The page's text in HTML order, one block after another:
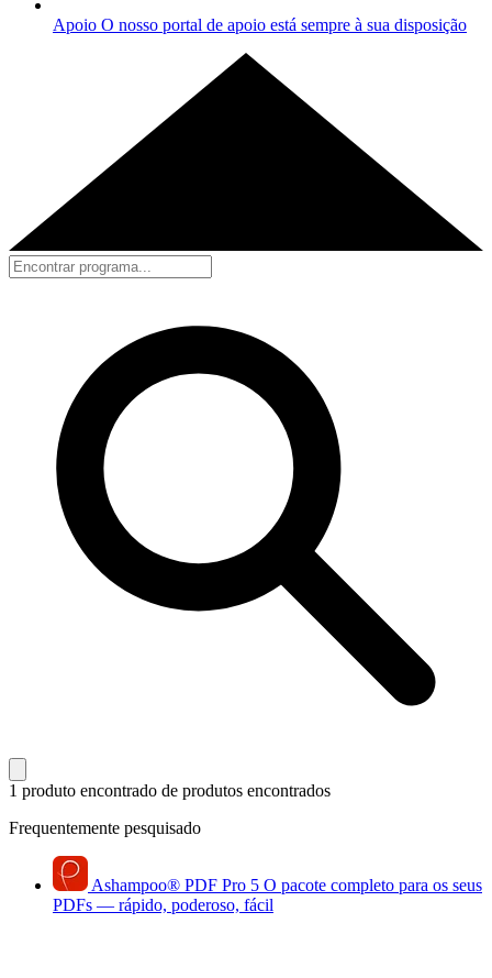
Apoio O nosso portal de apoio está sempre à sua disposição
1 produto encontrado de produtos encontrados
Frequentemente pesquisado
Ashampoo® PDF Pro 5 O pacote completo para os seus
PDFs — rápido, poderoso, fácil